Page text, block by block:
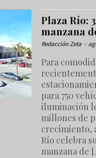
Plaza Río:
manzana
Redacción Zeta -
Para
para 750
iluminación
millones de
crecimiento,
Río celebra
manzana de